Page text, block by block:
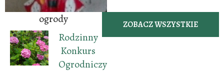
ZOBACZ WSZYSTKIE
ogrody
Rodzinny
Konkurs
Ogrodniczy